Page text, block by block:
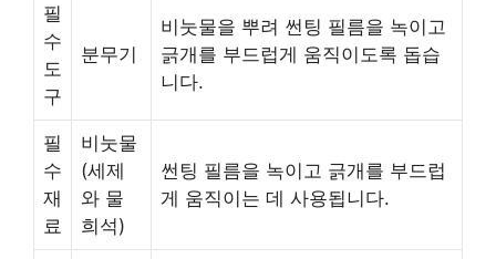
필
수
도
구
분무기
비눗물을 뿌려 썬팅 필름을 녹이고
긁개를 부드럽게 움직이도록 돕습
니다.
필
수
재
료
비눗물
(세제
와 물
희석)
썬팅 필름을 녹이고 긁개를 부드럽
게 움직이는 데 사용됩니다.